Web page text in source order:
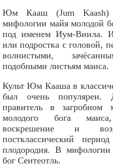
Юм Кааш (Jum
мифологии майя молодой
под именем Иум-Виила.
или подростка с головой,
волнистыми,
подобными листьям маиса.
Культ Юм Кааша в
был очень популярен.
правитель в загробном
молодого бога
воскрешение и
постклассический
плодородия. В мифологии
бог Сентеотль.